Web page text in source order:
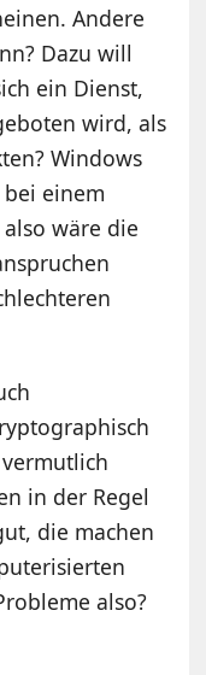
Andere
Dazu will
ein Dienst,
wird, als
Windows
einem
wäre die
in der Regel
die machen
also?